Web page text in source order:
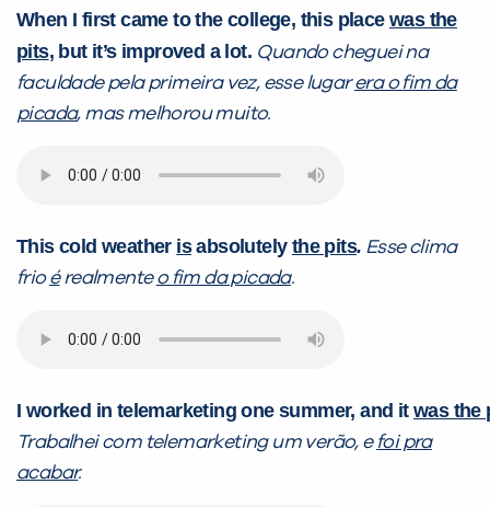
When I first came to the college, this place was the
pits, but it’s improved a lot. Quando cheguei na
faculdade pela primeira vez, esse lugarera o fim da
picada, mas melhorou muito.
This cold weather isabsolutely the pits. Esse clima
frioérealmenteo fim da picada.
I worked in telemarketing one summer, and it was the
Trabalhei com telemarketing um verão, e foi pra
acabar.